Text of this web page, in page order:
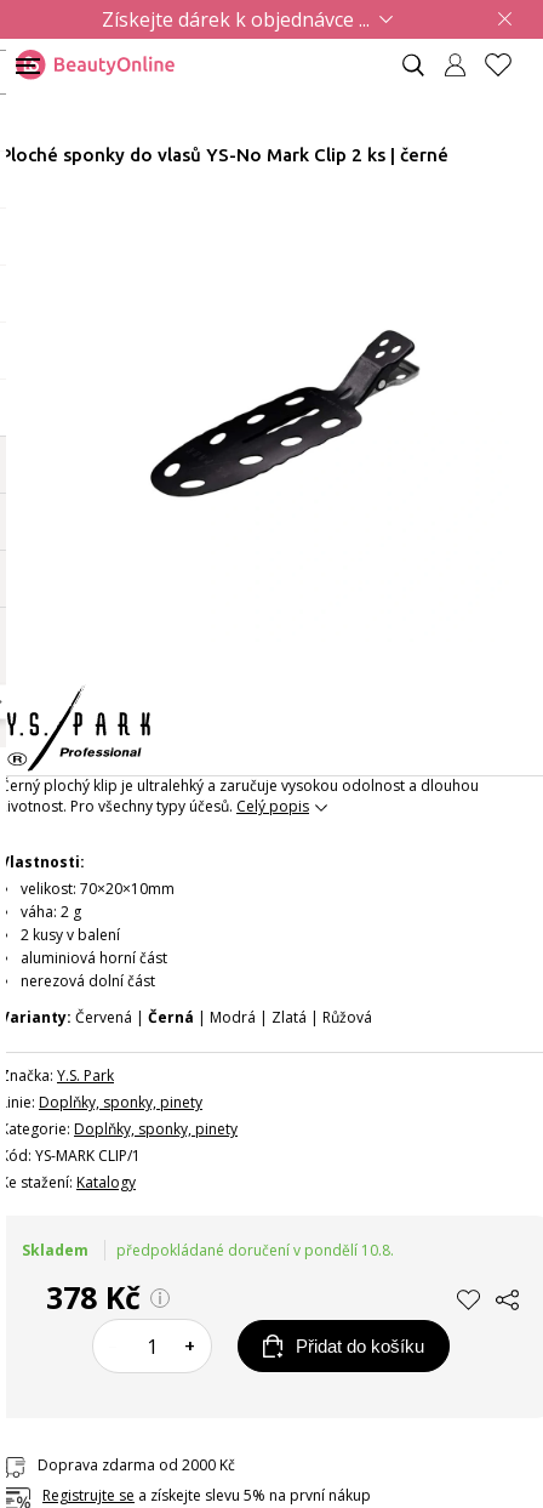
Získejte dárek k objednávce ...
Ploché sponky do vlasů YS-No Mark Clip 2 ks | černé
Černý plochý klip je ultralehký a zaručuje vysokou odolnost a dlouhou
životnost. Pro všechny typy účesů. Celý popis
Vlastnosti:
velikost: 70×20×10mm
váha: 2 g
2 kusy v balení
aluminiová horní část
nerezová dolní část
Varianty: Červená | Černá | Modrá | Zlatá | Růžová
Značka: Y.S. Park
Linie: Doplňky, sponky, pinety
Kategorie: Doplňky, sponky, pinety
Kód: YS-MARK CLIP/1
Ke stažení: Katalogy
Skladem předpokládané doručení v pondělí 10.8.
378 Kč
+ Přidat do košíku
Doprava zdarma od 2000 Kč
Registrujte se a získejte slevu 5% na první nákup